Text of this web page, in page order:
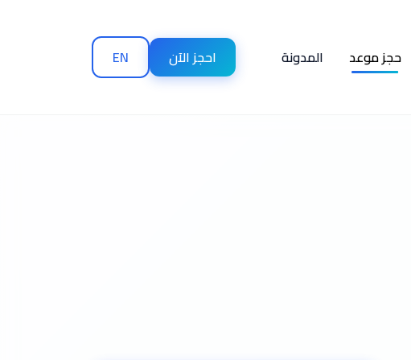
حجز موعد المدونة احجز الآن EN